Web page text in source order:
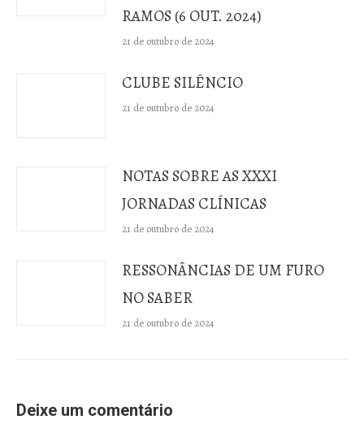
RAMOS (6 OUT. 2024)
21 de outubro de 2024
CLUBE SILÊNCIO
21 de outubro de 2024
NOTAS SOBRE AS XXXI
JORNADAS CLÍNICAS
21 de outubro de 2024
RESSONÂNCIAS DE UM FURO
NO SABER
21 de outubro de 2024
Deixe um comentário